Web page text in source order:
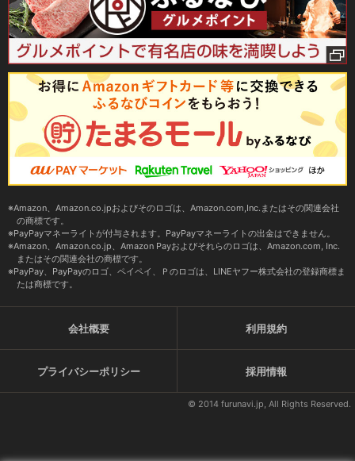
Amazon、Amazon.co.jpおよびそのロゴは、Amazon.com,Inc.またはその関連会社
の商標です。
PayPayマネーライトが付与されます。PayPayマネーライトの出金はできません。
Amazon、Amazon.co.jp、Amazon Payおよびそれらのロゴは、Amazon.com, Inc.
またはその関連会社の商標です。
PayPay、PayPayのロゴ、ペイペイ、Ｐのロゴは、LINEヤフー株式会社の登録商標ま
たは商標です。
会社概要 利用規約
プライバシーポリシー 採用情報
© 2014 furunavi.jp, All Rights Reserved.